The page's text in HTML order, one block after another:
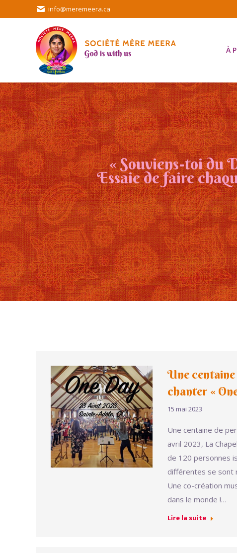
info@meremeera.ca
À
« Souviens-toi du
Essaie de faire
Une
chanter «
15 mai 2023
Une centaine de
avril 2023, La
de 120 personnes
différentes se sont
Une co-création
dans le monde !…
Lire la suite